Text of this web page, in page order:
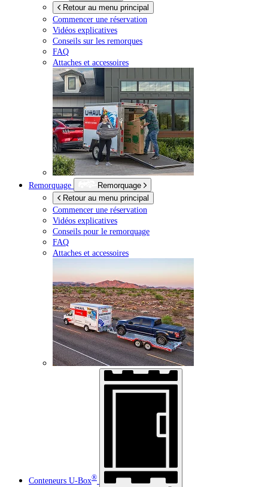
Retour au menu principal
Commencer une réservation
Vidéos explicatives
Conseils sur les remorques
FAQ
Attaches et accessoires
Remorquage
Remorquage
Retour au menu principal
Commencer une réservation
Vidéos explicatives
Conseils pour le remorquage
FAQ
Attaches et accessoires
Conteneurs U-Box®